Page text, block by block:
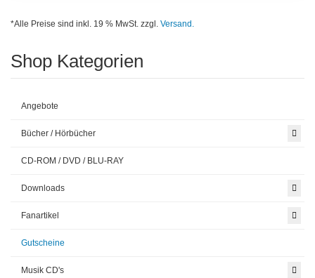
*Alle Preise sind inkl. 19 % MwSt. zzgl. Versand.
Shop Kategorien
Angebote
Bücher / Hörbücher
CD-ROM / DVD / BLU-RAY
Downloads
Fanartikel
Gutscheine
Musik CD's